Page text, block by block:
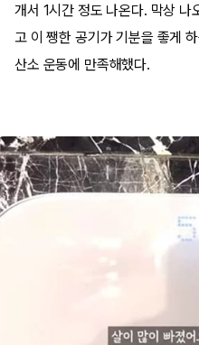
개서 1시간 정도 나온다. 막상 나
고 이 쨍한 공기가 기분을 좋게
산소 운동에 만족해했다.